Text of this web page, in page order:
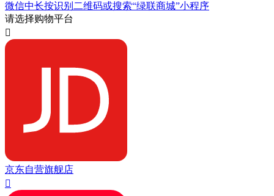
微信中长按识别二维码或搜索“绿联商城”小程序
请选择购物平台

京东自营旗舰店
